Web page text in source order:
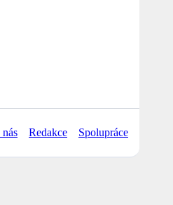
Redakce Spolupráce